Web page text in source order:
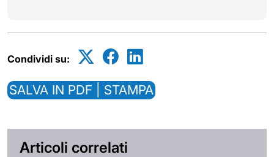
Condividi su:
SALVA IN PDF | STAMPA
Articoli correlati